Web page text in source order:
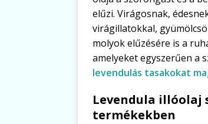
elűzi. Virágosnak,
virágillatokkal,
molyok elűzésére is a
amelyeket egyszerűen a
levendulás tasakokat
Levendula illóolaj
termékekben